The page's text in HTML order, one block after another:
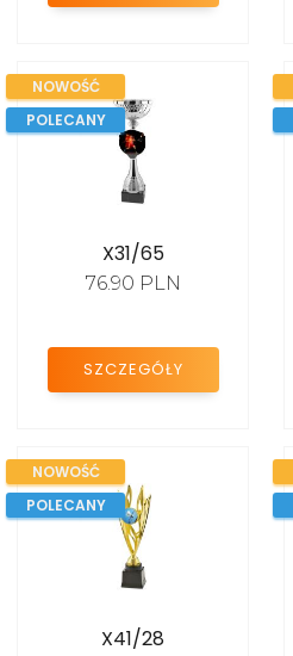
NOWOŚĆ
POLECANY
X31/65
76.90 PLN
SZCZEGÓŁY
NOWOŚĆ
POLECANY
X41/28